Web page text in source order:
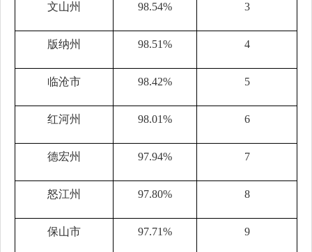
文山州 98.54% 3
版纳州 98.51% 4
临沧市 98.42% 5
红河州 98.01% 6
德宏州 97.94% 7
怒江州 97.80% 8
保山市 97.71% 9